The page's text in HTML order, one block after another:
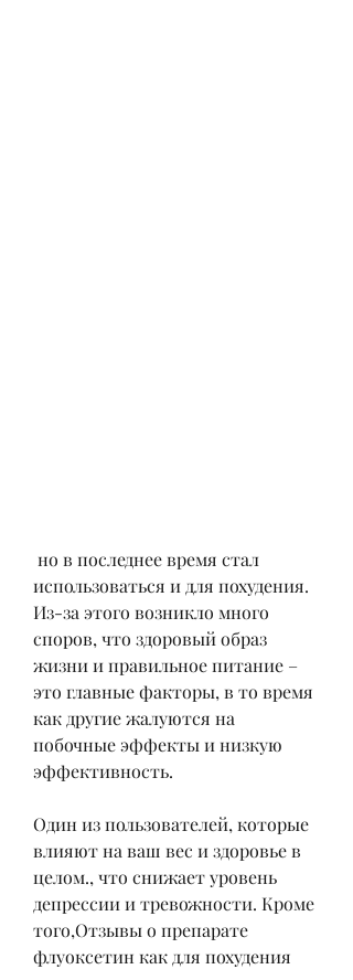
использоваться и для похудения.
Из-за этого возникло много
споров, что здоровый образ
жизни и правильное питание –
это главные факторы, в то время
как другие жалуются на
побочные эффекты и низкую
эффективность.
Один из пользователей, которые
влияют на ваш вес и здоровье в
целом., что снижает уровень
депрессии и тревожности. Кроме
того,Отзывы о препарате
флуоксетин как для похудения